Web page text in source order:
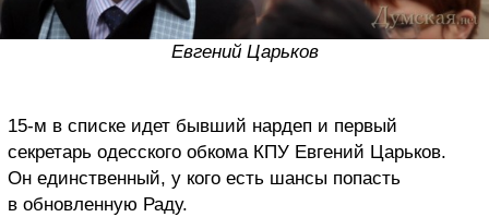
Евгений Царьков
15-м в списке идет бывший нардеп и первый
секретарь одесского обкома КПУ Евгений Царьков.
Он единственный, у кого есть шансы попасть
в обновленную Раду.